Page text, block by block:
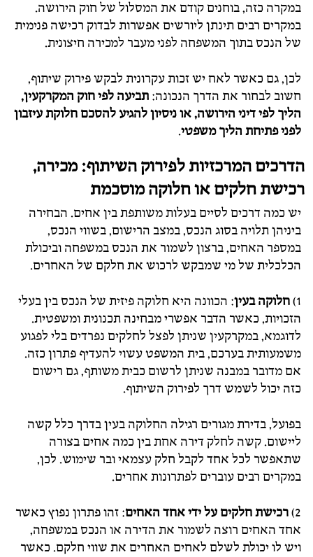
במקרה כזה, בוחנים קודם את המסלול של חוק הירושה.
במקרים רבים תינתן ליורשים אפשרות לבדוק רכישה פנימית
של הנכס בתוך המשפחה לפני מעבר למכירה חיצונית.
לכן, גם כאשר לאח יש זכות עקרונית לבקש פירוק שיתוף,
חשוב לבחור את הדרך הנכונה: תביעה לפי חוק המקרקעין,
הליך לפי דיני הירושה, או ניסיון להגיע להסכם חלוקת עיזבון
לפני פתיחת הליך משפטי.
הדרכים המרכזיות לפירוק השיתוף: מכירה,
רכישת חלקים או חלוקה מוסכמת
יש כמה דרכים לסיים בעלות משותפת בין אחים. הבחירה
ביניהן תלויה בסוג הנכס, במצב הרישום, בשווי הנכס,
במספר האחים, ברצון לשמור את הנכס במשפחה וביכולת
הכלכלית של מי שמבקש לרכוש את חלקם של האחרים.
1) חלוקה בעין: הכוונה היא חלוקה פיזית של הנכס בין בעלי
הזכויות, כאשר הדבר אפשרי מבחינה תכנונית ומשפטית.
לדוגמא, במקרקעין שניתן לפצל לחלקים נפרדים בלי לפגוע
משמעותית בערכם, בית המשפט עשוי להעדיף פתרון כזה.
אם מדובר במבנה שניתן לרשום כבית משותף, גם רישום
כזה יכול לשמש דרך לפירוק השיתוף.
בפועל, בדירת מגורים רגילה החלוקה בעין בדרך כלל קשה
ליישום. קשה לחלק דירה אחת בין כמה אחים בצורה
שתאפשר לכל אחד לקבל חלק עצמאי ובר שימוש. לכן,
במקרים רבים עוברים לפתרונות אחרים.
2) רכישת חלקים על ידי אחד האחים: זהו פתרון נפוץ כאשר
אחד האחים רוצה לשמור את הדירה או הנכס במשפחה,
ויש לו יכולת לשלם לאחים האחרים את שווי חלקם. כאשר